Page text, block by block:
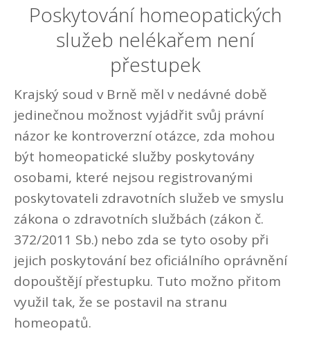
Poskytování homeopatických
služeb nelékařem není
přestupek
Krajský soud v Brně měl v nedávné době
jedinečnou možnost vyjádřit svůj právní
názor ke kontroverzní otázce, zda mohou
být homeopatické služby poskytovány
osobami, které nejsou registrovanými
poskytovateli zdravotních služeb ve smyslu
zákona o zdravotních službách (zákon č.
372/2011 Sb.) nebo zda se tyto osoby při
jejich poskytování bez oficiálního oprávnění
dopouštějí přestupku. Tuto možno přitom
využil tak, že se postavil na stranu
homeopatů.